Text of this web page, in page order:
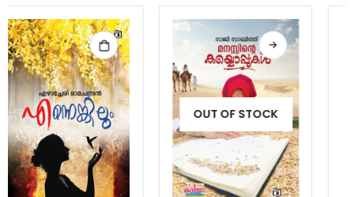
OUT OF STOCK OUT OF STOCK